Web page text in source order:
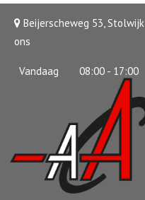
Beijerscheweg 53, Stolwijk
ons
Vandaag 08:00 - 17:00